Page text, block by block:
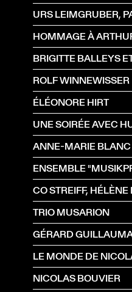
HOMMAGE À
BRIGITTE BALLEYS
ROLF WINNEWISSER
ÉLÉONORE HIRT
UNE SOIRÉE AVEC
ANNE-MARIE BLANC
ENSEMBLE
TRIO MUSARION
GÉRARD
LE MONDE DE
NICOLAS BOUVIER